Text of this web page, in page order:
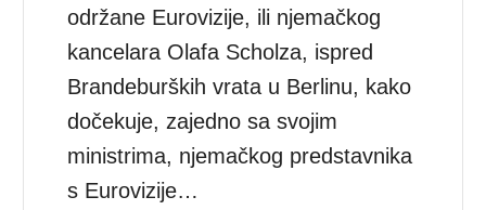
održane Eurovizije, ili njemačkog
kancelara Olafa Scholza, ispred
Brandeburških vrata u Berlinu, kako
dočekuje, zajedno sa svojim
ministrima, njemačkog predstavnika
s Eurovizije…